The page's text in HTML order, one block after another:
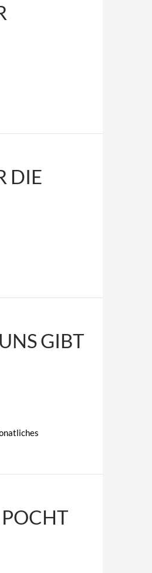
DIE
GIBT